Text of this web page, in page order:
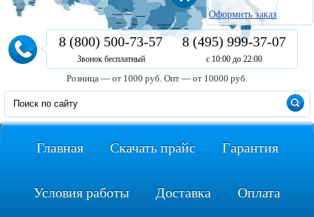
Оформить заказ
8 (800) 500-73-57
Звонок бесплатный
8 (495) 999-37-07
с 10:00 до 22:00
Розница — от 1000 руб. Опт — от 10000 руб.
Главная Скачать прайс Гарантия
Условия работы Доставка Оплата